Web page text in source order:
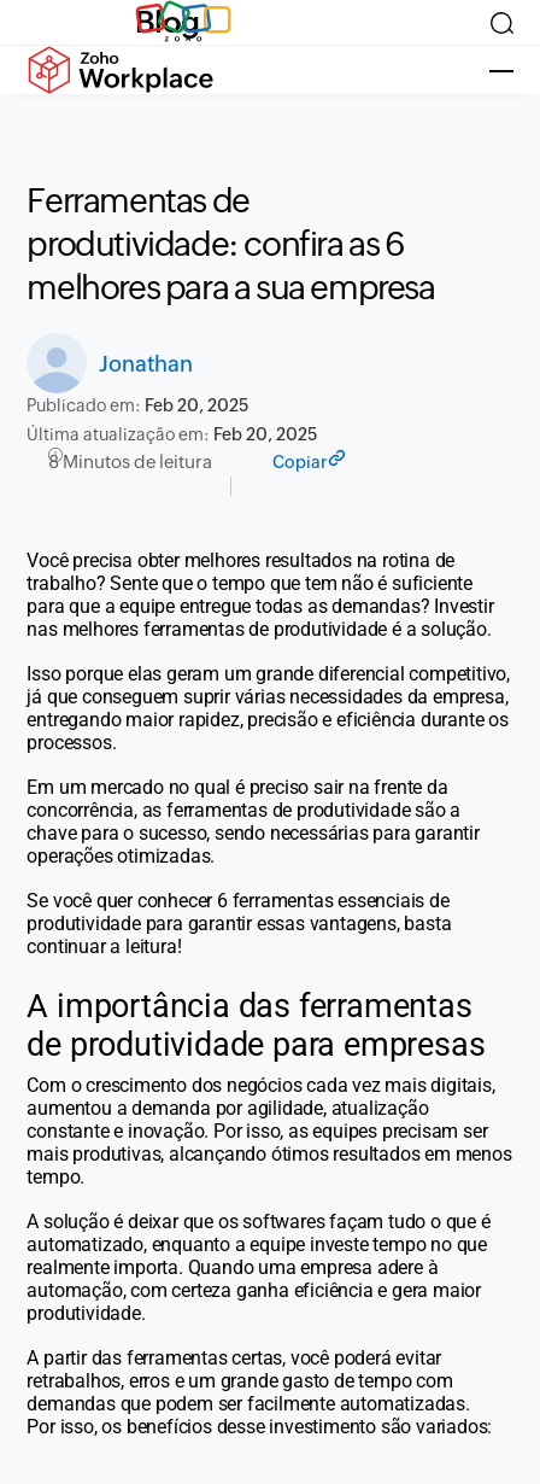
Blog
Ferramentas de
produtividade: confira as 6
melhores para a sua empresa
Jonathan
Publicado em: Feb 20, 2025
Última atualização em: Feb 20, 2025
8 Minutos de leitura Copiar
Você precisa obter melhores resultados na rotina de
trabalho? Sente que o tempo que tem não é suficiente
para que a equipe entregue todas as demandas? Investir
nas melhores ferramentas de produtividade é a solução.
Isso porque elas geram um grande diferencial competitivo,
já que conseguem suprir várias necessidades da empresa,
entregando maior rapidez, precisão e eficiência durante os
processos.
Em um mercado no qual é preciso sair na frente da
concorrência, as ferramentas de produtividade são a
chave para o sucesso, sendo necessárias para garantir
operações otimizadas.
Se você quer conhecer 6 ferramentas essenciais de
produtividade para garantir essas vantagens, basta
continuar a leitura!
A importância das ferramentas
de produtividade para empresas
Com o crescimento dos negócios cada vez mais digitais,
aumentou a demanda por agilidade, atualização
constante e inovação. Por isso, as equipes precisam ser
mais produtivas, alcançando ótimos resultados em menos
tempo.
A solução é deixar que os softwares façam tudo o que é
automatizado, enquanto a equipe investe tempo no que
realmente importa. Quando uma empresa adere à
automação, com certeza ganha eficiência e gera maior
produtividade.
A partir das ferramentas certas, você poderá evitar
retrabalhos, erros e um grande gasto de tempo com
demandas que podem ser facilmente automatizadas.
Por isso, os benefícios desse investimento são variados: